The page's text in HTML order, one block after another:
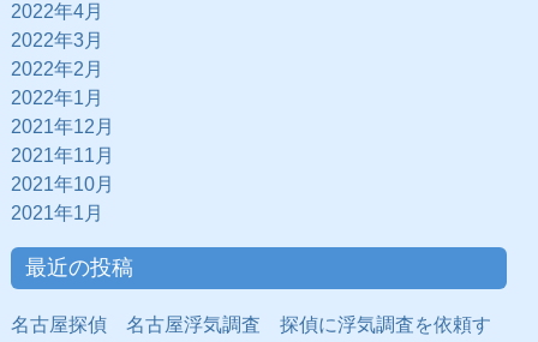
2022年4月
2022年3月
2022年2月
2022年1月
2021年12月
2021年11月
2021年10月
2021年1月
最近の投稿
名古屋探偵 名古屋浮気調査 探偵に浮気調査を依頼す